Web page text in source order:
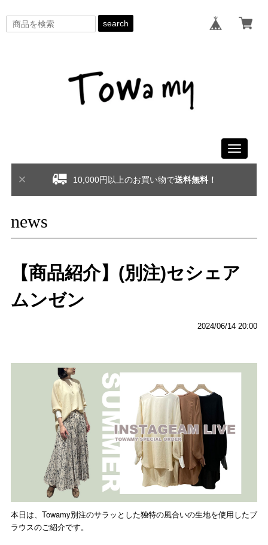
search
Toggle
10,000円以上のお買い物で送料無料！
news
【商品紹介】(別注)セシェア
ムンゼン
2024/06/14 20:00
本日は、Towamy別注のサラッとした独特の風合いの生地を使用したブ
ラウスのご紹介です。